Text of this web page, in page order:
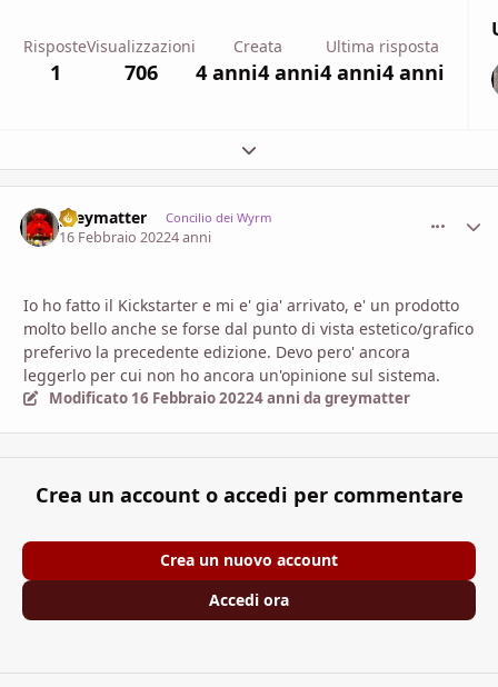
Risposte
1
Visualizzazioni
706
Creata
4 anni4 anni
Ultima risposta
4 anni4 anni
Espandi panoramica del topic
greymatter Concilio dei Wyrm
16 Febbraio 20224 anni
Io ho fatto il Kickstarter e mi e' gia' arrivato, e' un prodotto
molto bello anche se forse dal punto di vista estetico/grafico
preferivo la precedente edizione. Devo pero' ancora
leggerlo per cui non ho ancora un'opinione sul sistema.
Modificato 16 Febbraio 20224 anni da greymatter
Crea un account o accedi per commentare
Crea un nuovo account
Accedi ora